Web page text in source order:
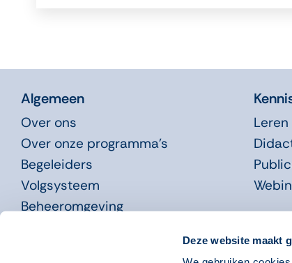
Deze website maakt
Algemeen
Over ons
Over onze programma’s
Begeleiders
Volgsysteem
Beheeromgeving